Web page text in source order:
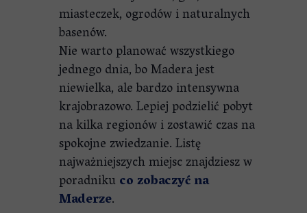
miasteczek, ogrodów i naturalnych
basenów.
Nie warto planować wszystkiego
jednego dnia, bo Madera jest
niewielka, ale bardzo intensywna
krajobrazowo. Lepiej podzielić pobyt
na kilka regionów i zostawić czas na
spokojne zwiedzanie. Listę
najważniejszych miejsc znajdziesz w
poradniku co zobaczyć na
Maderze.